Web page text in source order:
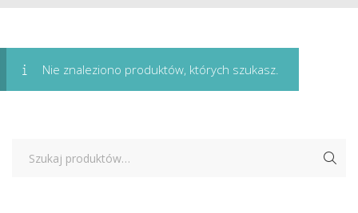
Nie znaleziono produktów, których szukasz.